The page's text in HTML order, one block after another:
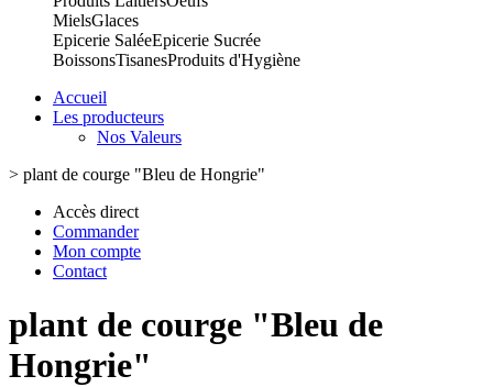
MielsGlaces
Epicerie SaléeEpicerie Sucrée
BoissonsTisanesProduits d'Hygiène
Accueil
Les producteurs
Nos Valeurs
> plant de courge "Bleu de Hongrie"
Accès direct
Commander
Mon compte
Contact
plant de courge "Bleu de
Hongrie"